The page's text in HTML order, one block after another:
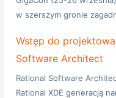
w szerszym gronie
Wstęp do
Software Architect
Rational Software
Rational XDE generacją